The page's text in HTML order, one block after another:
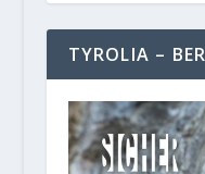
TYROLIA –